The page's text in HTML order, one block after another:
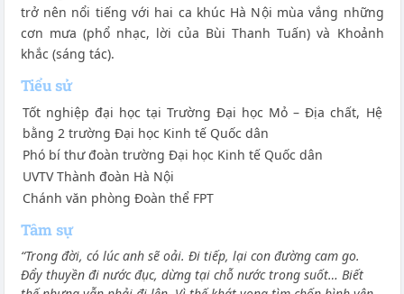
trở nên nổi tiếng với hai ca khúc Hà Nội mùa vắng những
cơn mưa (phổ nhạc, lời của Bùi Thanh Tuấn) và Khoảnh
khắc (sáng tác).
Tiểu sử
Tốt nghiệp đại học tại Trường Đại học Mỏ – Địa chất, Hệ
bằng 2 trường Đại học Kinh tế Quốc dân
Phó bí thư đoàn trường Đại học Kinh tế Quốc dân
UVTV Thành đoàn Hà Nội
Chánh văn phòng Đoàn thể FPT
Tâm sự
“Trong đời, có lúc anh sẽ oải. Đi tiếp, lại con đường cam go.
Đẩy thuyền đi nước đục, dừng tại chỗ nước trong suốt… Biết